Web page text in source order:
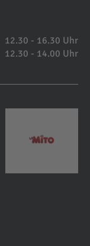
12.30 - 16.30 Uhr
12.30 - 14.00 Uhr